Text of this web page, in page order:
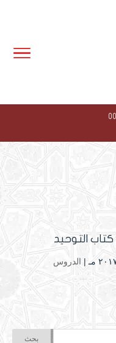
التوحيد
الدروس